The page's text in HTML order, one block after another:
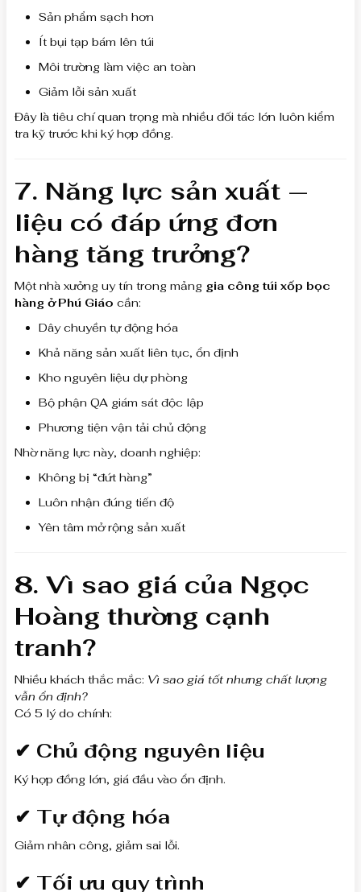
Sản phẩm sạch hơn
Ít bụi tạp bám lên túi
Môi trường làm việc an toàn
Giảm lỗi sản xuất
Đây là tiêu chí quan trọng mà nhiều đối tác lớn luôn kiểm
tra kỹ trước khi ký hợp đồng.
7. Năng lực sản xuất —
liệu có đáp ứng đơn
hàng tăng trưởng?
Một nhà xưởng uy tín trong mảng gia công túi xốp bọc
hàng ở Phú Giáo cần:
Dây chuyền tự động hóa
Khả năng sản xuất liên tục, ổn định
Kho nguyên liệu dự phòng
Bộ phận QA giám sát độc lập
Phương tiện vận tải chủ động
Nhờ năng lực này, doanh nghiệp:
Không bị “đứt hàng”
Luôn nhận đúng tiến độ
Yên tâm mở rộng sản xuất
8. Vì sao giá của Ngọc
Hoàng thường cạnh
tranh?
Nhiều khách thắc mắc: Vì sao giá tốt nhưng chất lượng
vẫn ổn định?
Có 5 lý do chính:
✔ Chủ động nguyên liệu
Ký hợp đồng lớn, giá đầu vào ổn định.
✔ Tự động hóa
Giảm nhân công, giảm sai lỗi.
✔ Tối ưu quy trình